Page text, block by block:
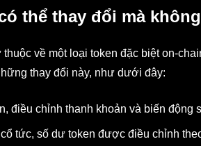
thể thay đổi mà
về một loại token đặc biệt on-
thay đổi này, như dưới đây:
điều chỉnh thanh khoản và biến động
tức, số dư token được điều chỉnh